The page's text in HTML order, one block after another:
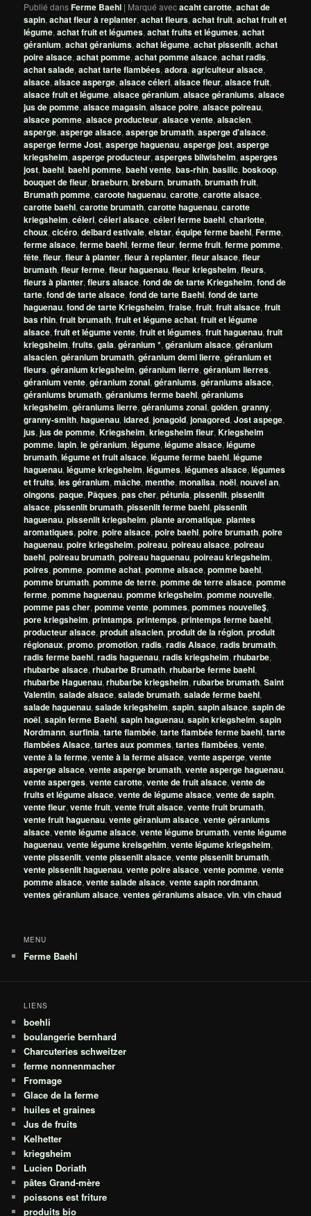
Publié dansFerme Baehl | Marqué avecacaht carotte,achat de
sapin,achat fleur à replanter,achat fleurs,achat fruit,achat fruit et
légume,achat fruit et légumes,achat fruits et légumes,achat
géranium,achat géraniums,achat légume,achat pissenlit,achat
poire alsace,achat pomme,achat pomme alsace,achat radis,
achat salade,achat tarte flambées,adora,agriculteur alsace,
alsace,alsace asperge,alsace céleri,alsace fleur,alsace fruit,
alsace fruit et légume,alsace géranium,alsace géraniums,alsace
jus de pomme,alsace magasin,alsace poire,alsace poireau,
alsace pomme,alsace producteur,alsace vente,alsacien,
asperge,asperge alsace,asperge brumath,asperge d'alsace,
asperge ferme Jost,asperge haguenau,asperge jost,asperge
kriegsheim,asperge producteur,asperges bilwisheim,asperges
jost,baehl,baehl pomme,baehl vente,bas-rhin,basilic,boskoop,
bouquet de fleur,braeburn,breburn,brumath,brumath fruit,
Brumath pomme,caroote haguenau,carotte,carotte alsace,
carotte baehl,carotte brumath,carotte haguenau,carotte
kriegsheim,céleri,céleri alsace,céleri ferme baehl,charlotte,
choux,cicéro,delbard estivale,elstar,équipe ferme baehl,Ferme,
ferme alsace,ferme baehl,ferme fleur,ferme fruit,ferme pomme,
fête,fleur,fleur à planter,fleur à replanter,fleur alsace,fleur
brumath,fleur ferme,fleur haguenau,fleur kriegsheim,fleurs,
fleurs à planter,fleurs alsace,fond de de tarte Kriegsheim,fond de
tarte,fond de tarte alsace,fond de tarte Baehl,fond de tarte
haguenau,fond de tarte Kriegsheim,fraise,fruit,fruit alsace,fruit
bas rhin,fruit brumath,fruit et légume achat,fruit et légume
alsace,fruit et légume vente,fruit et légumes,fruit haguenau,fruit
kriegsheim,fruits,gala,géranium *,géranium alsace,géranium
alsacien,géranium brumath,géranium demi lierre,géranium et
fleurs,géranium kriegsheim,géranium lierre,géranium lierres,
géranium vente,géranium zonal,géraniums,géraniums alsace,
géraniums brumath,géraniums ferme baehl,géraniums
kriegsheim,géraniums lierre,géraniums zonal,golden,granny,
granny-smith,haguenau,idared,jonagold,jonagored,Jost aspege,
jus,jus de pomme,Kriegsheim,kriegsheim fleur,Kriegsheim
pomme,lapin,le géranium,légume,légume alsace,légume
brumath,légume et fruit alsace,légume ferme baehl,légume
haguenau,légume kriegsheim,légumes,légumes alsace,légumes
et fruits,les géranium,mâche,menthe,monalisa,noël,nouvel an,
oingons,paque, Pâques,pas cher,pétunia,pissenlit,pissenlit
alsace,pissenlit brumath,pissenlit ferme baehl,pissenlit
haguenau,pissenlit kriegsheim,plante aromatique,plantes
aromatiques,poire,poire alsace,poire baehl,poire brumath,poire
haguenau,poire kriegsheim,poireau,poireau alsace,poireau
baehl,poireau brumath,poireau haguenau,poireau kriegsheim,
poires,pomme,pomme achat,pomme alsace,pomme baehl,
pomme brumath,pomme de terre,pomme de terre alsace,pomme
ferme,pomme haguenau,pomme kriegsheim,pomme nouvelle,
pomme pas cher,pomme vente,pommes,pommes nouvelle$,
pore kriegsheim,printamps,printemps,printemps ferme baehl,
producteur alsace,produit alsacien,produit de la région,produit
régionaux,promo,promotion,radis,radis Alsace,radis brumath,
radis ferme baehl,radis haguenau,radis kriegsheim,rhubarbe,
rhubarbe alsace,rhubarbe Brumath,rhubarbe ferme baehl,
rhubarbe Haguenau,rhubarbe kriegsheim,rubarbe brumath,Saint
Valentin,salade alsace,salade brumath,salade ferme baehl,
salade haguenau,salade kriegsheim,sapin,sapin alsace,sapin de
noêl,sapin ferme Baehl,sapin haguenau,sapin kriegsheim,sapin
Nordmann,surfinia,tarte flambée,tarte flambée ferme baehl,tarte
flambées Alsace,tartes aux pommes,tartes flambées,vente,
vente à la ferme,vente à la ferme alsace,vente asperge,vente
asperge alsace,vente asperge brumath,vente asperge haguenau,
vente asperges,vente carotte,vente de fruit alsace,vente de
fruits et légume alsace,vente de légume alsace,vente de sapin,
vente fleur,vente fruit,vente fruit alsace,vente fruit brumath,
vente fruit haguenau,vente géranium alsace,vente géraniums
alsace,vente légume alsace,vente légume brumath,vente légume
haguenau,vente légume kreisgehim,vente légume kriegsheim,
vente pissenlit,vente pissenlit alsace,vente pissenlit brumath,
vente pissenlit haguenau,vente poire alsace,vente pomme,vente
pomme alsace,vente salade alsace,vente sapin nordmann,
ventes géranium alsace,ventes géraniums alsace,vin,vin chaud
MENU
Ferme Baehl
LIENS
boehli
boulangerie bernhard
Charcuteries schweitzer
ferme nonnenmacher
Fromage
Glace de la ferme
huiles et graines
Jus de fruits
Kelhetter
kriegsheim
Lucien Doriath
pâtes Grand-mère
poissons est friture
produits bio